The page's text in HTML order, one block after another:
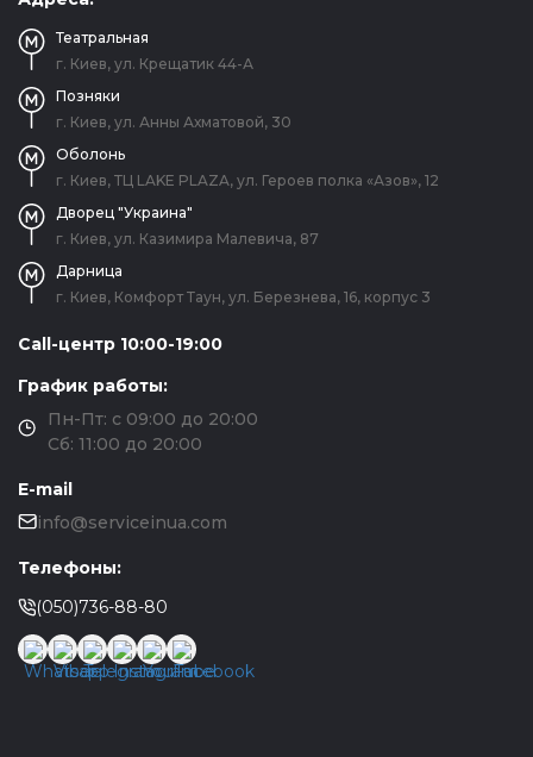
Театральная
г. Киев, ул. Крещатик 44-А
Позняки
г. Киев, ул. Анны Ахматовой, 30
Оболонь
г. Киев, ТЦ LAKE PLAZA, ул. Героев полка «Азов», 12
Дворец "Украина"
г. Киев, ул. Казимира Малевича, 87
Дарница
г. Киев, Комфорт Таун, ул. Березнева, 16, корпус 3
Call-центр 10:00-19:00
График работы:
Пн-Пт: с 09:00 до 20:00
Сб: 11:00 до 20:00
E-mail
info@serviceinua.com
Телефоны:
(050)736-88-80